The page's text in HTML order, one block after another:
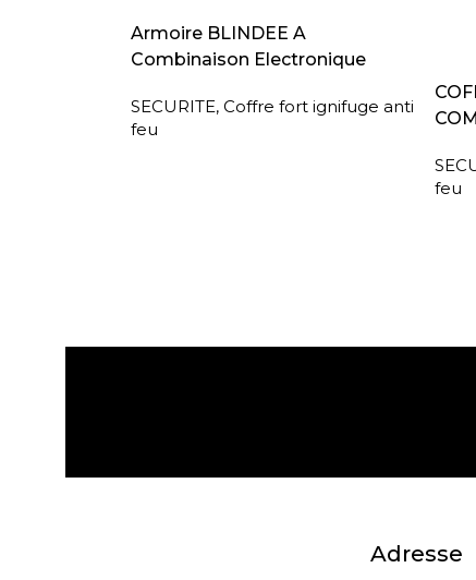
LIRE LA SUITE
Armoire BLINDEE A
Combinaison Electronique
SECURITE, Coffre fort ignifuge anti
feu
LIRE
feu
Adresse